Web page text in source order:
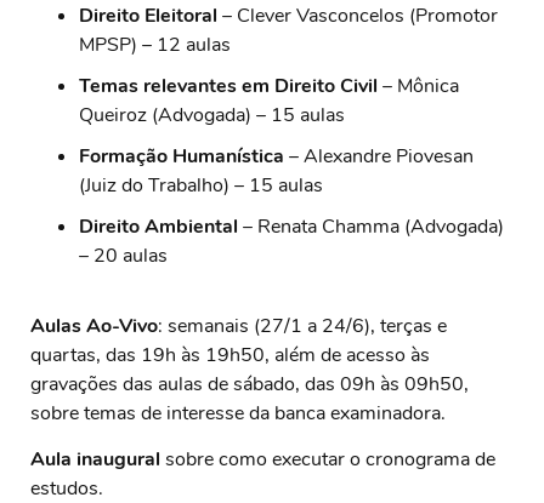
Direito Eleitoral – Clever Vasconcelos (Promotor
MPSP) – 12 aulas
Temas relevantes em Direito Civil – Mônica
Queiroz (Advogada) – 15 aulas
Formação Humanística – Alexandre Piovesan
(Juiz do Trabalho) – 15 aulas
Direito Ambiental – Renata Chamma (Advogada)
– 20 aulas
Aulas Ao-Vivo: semanais (27/1 a 24/6), terças e
quartas, das 19h às 19h50, além de acesso às
gravações das aulas de sábado, das 09h às 09h50,
sobre temas de interesse da banca examinadora.
Aula inaugural sobre como executar o cronograma de
estudos.